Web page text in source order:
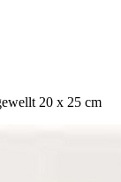
20 x 25 cm